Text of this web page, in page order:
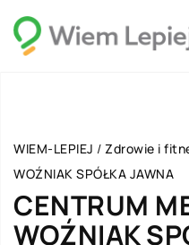
WIEM-LEPIEJ / Zdrowie i
WOŹNIAK SPÓŁKA JAWNA
CENTRUM
WOŹNIAK